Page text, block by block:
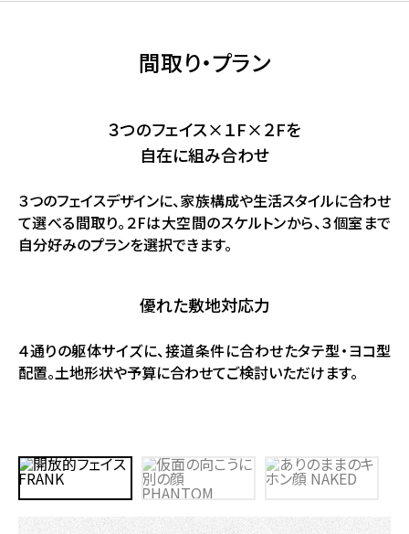
間取り・プラン
３つのフェイス×１F×２Fを
自在に組み合わせ
３つのフェイスデザインに、家族構成や生活スタイルに合わせ
て選べる間取り。２Fは大空間のスケルトンから、３個室まで
自分好みのプランを選択できます。
優れた敷地対応力
４通りの躯体サイズに、接道条件に合わせたタテ型・ヨコ型
配置。土地形状や予算に合わせてご検討いただけます。